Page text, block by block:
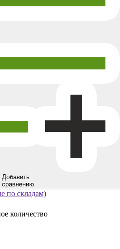
Добавить
сравнению
по складам)
количество